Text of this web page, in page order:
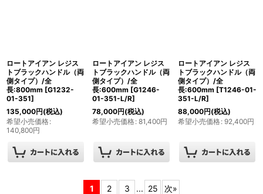
ロートアイアン レジス
トブラックハンドル（両
側タイプ）/全
長:800mm [G1232-
01-351]
135,000円(税込)
希望小売価格:
140,800円
ロートアイアン レジス
トブラックハンドル（両
側タイプ）/全
長:600mm [G1246-
01-351-L/R]
78,000円(税込)
希望小売価格: 81,400円
ロートアイアン レジス
トブラックハンドル（両
側タイプ）/全
長:600mm [T1246-01-
351-L/R]
88,000円(税込)
希望小売価格: 92,400円
1 2 3 ... 25 次»